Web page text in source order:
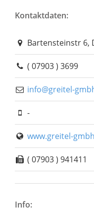
Kontaktdaten:
Bartensteinstr 6,
( 07903 ) 3699
info@greitel-
-
www.greitel-
( 07903 ) 941411
Info: